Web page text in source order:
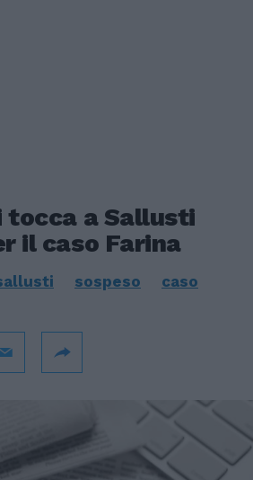
tocca a Sallusti
il caso Farina
sospeso
caso